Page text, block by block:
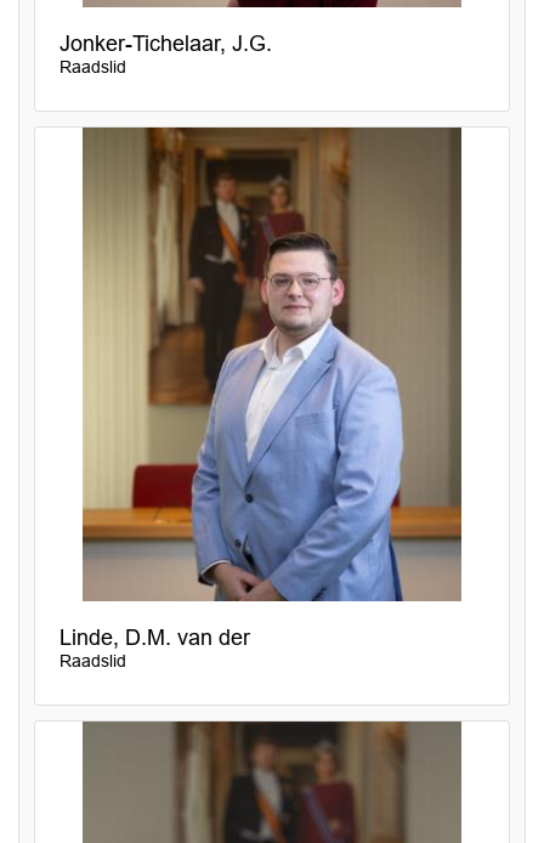
Jonker-Tichelaar, J.G.
Raadslid
Linde, D.M. van der
Raadslid